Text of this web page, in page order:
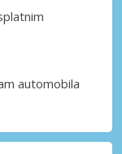
automobila